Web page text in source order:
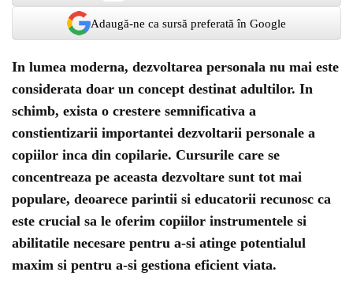
Adaugă-ne ca sursă preferată în Google
In lumea moderna, dezvoltarea personala nu mai este
considerata doar un concept destinat adultilor. In
schimb, exista o crestere semnificativa a
constientizarii importantei dezvoltarii personale a
copiilor inca din copilarie. Cursurile care se
concentreaza pe aceasta dezvoltare sunt tot mai
populare, deoarece parintii si educatorii recunosc ca
este crucial sa le oferim copiilor instrumentele si
abilitatile necesare pentru a-si atinge potentialul
maxim si pentru a-si gestiona eficient viata.